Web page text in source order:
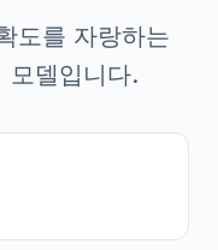
도를 자랑하는
모델입니다.